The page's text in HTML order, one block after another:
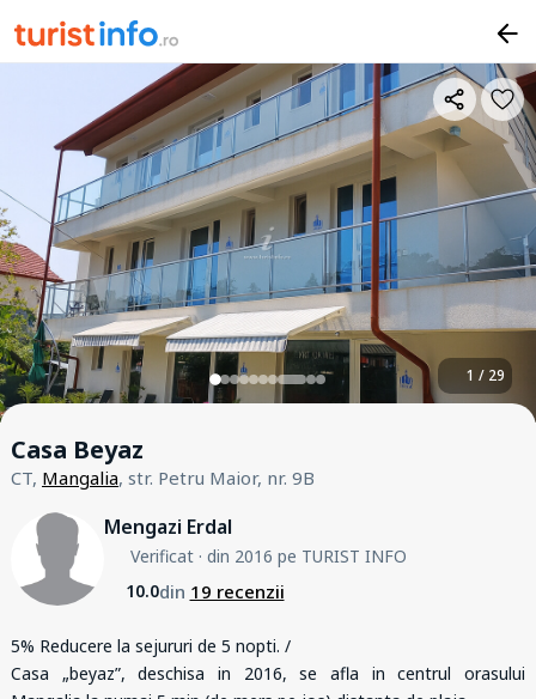
1 / 29
Casa Beyaz
CT, Mangalia, str. Petru Maior, nr. 9B
Mengazi Erdal
Verificat· din 2016 pe TURIST INFO
10.0din 19 recenzii
5% Reducere la sejururi de 5 nopti. /
Casa „beyaz”, deschisa in 2016, se afla in centrul orasului